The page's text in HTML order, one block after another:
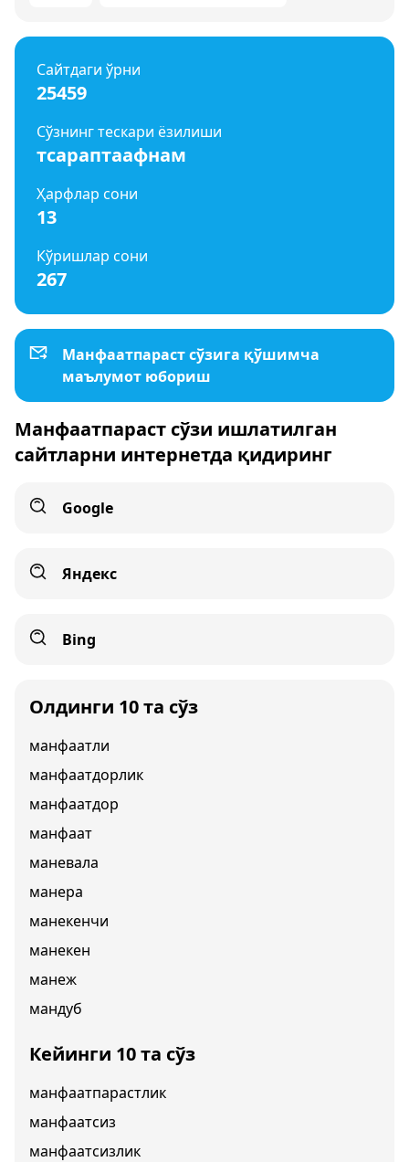
Сайтдаги ўрни
25459
Сўзнинг тескари ёзилиши
тсараптаафнам
Ҳарфлар сони
13
Кўришлар сони
267
Манфаатпараст сўзига қўшимча
маълумот юбориш
Манфаатпараст сўзи ишлатилган
сайтларни интернетда қидиринг
Google
Яндекс
Bing
Олдинги 10 та сўз
манфаатли
манфаатдорлик
манфаатдор
манфаат
маневала
манера
манекенчи
манекен
манеж
мандуб
Кейинги 10 та сўз
манфаатпарастлик
манфаатсиз
манфаатсизлик